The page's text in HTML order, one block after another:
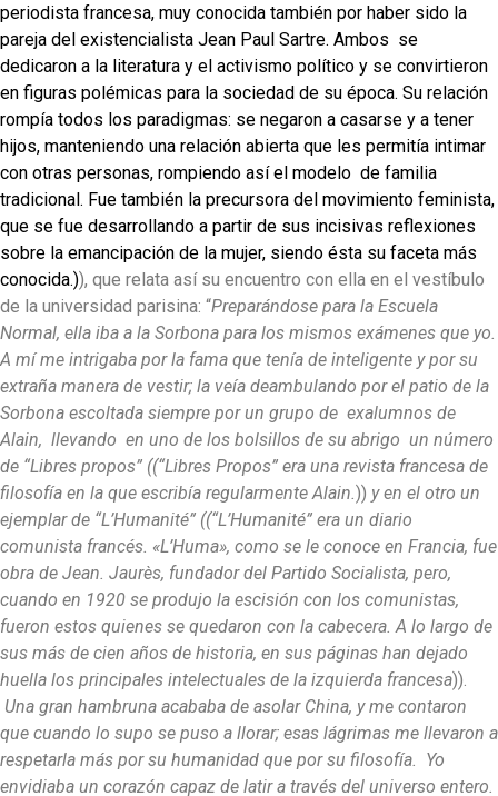
periodista francesa, muy conocida también por haber sido la
pareja del existencialista Jean Paul Sartre. Ambos se
dedicaron a la literatura y el activismo político y se convirtieron
en figuras polémicas para la sociedad de su época. Su relación
rompía todos los paradigmas: se negaron a casarse y a tener
hijos, manteniendo una relación abierta que les permitía intimar
con otras personas, rompiendo así el modelo de familia
tradicional. Fue también la precursora del movimiento feminista,
que se fue desarrollando a partir de sus incisivas reflexiones
sobre la emancipación de la mujer, siendo ésta su faceta más
conocida.)), que relata así su encuentro con ella en el vestíbulo
de la universidad parisina: “Preparándose para la Escuela
Normal, ella iba a la Sorbona para los mismos exámenes que yo.
A mí me intrigaba por la fama que tenía de inteligente y por su
extraña manera de vestir; la veía deambulando por el patio de la
Sorbona escoltada siempre por un grupo de exalumnos de
Alain, llevando en uno de los bolsillos de su abrigo un número
de “Libres propos” ((“Libres Propos” era una revista francesa de
filosofía en la que escribía regularmente Alain. )) y en el otro un
ejemplar de “L’Humanité” ((“L’Humanité” era un diario
comunista francés. «L’Huma», como se le conoce en Francia, fue
obra de Jean. Jaurès, fundador del Partido Socialista, pero,
cuando en 1920 se produjo la escisión con los comunistas,
fueron estos quienes se quedaron con la cabecera. A lo largo de
sus más de cien años de historia, en sus páginas han dejado
huella los principales intelectuales de la izquierda francesa)).
Una gran hambruna acababa de asolar China, y me contaron
que cuando lo supo se puso a llorar; esas lágrimas me llevaron a
respetarla más por su humanidad que por su filosofía. Yo
envidiaba un corazón capaz de latir a través del universo entero.